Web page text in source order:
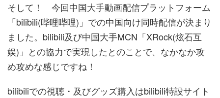
そして！ 今回中国大手動画配信プラットフォーム
「bilibili(哔哩哔哩)」での中国向け同時配信が決まり
ました。bilibili及び中国大手MCN「XRock(炫石互
娱)」との協力で実現したとのことで、なかなか攻
め攻めな感じですね！
bilibiliでの視聴・及びグッズ購入はbilibili特設サイト